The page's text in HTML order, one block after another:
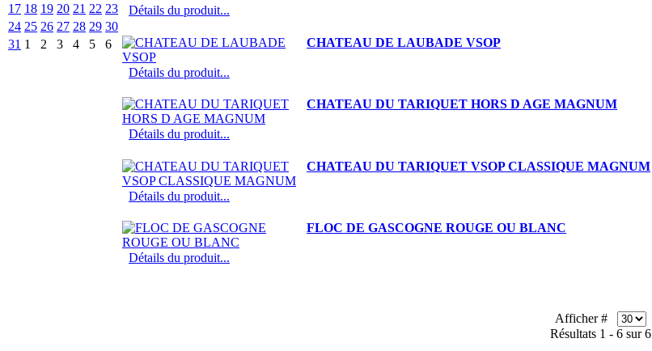
17 18 19 20 21 22 23
24 25 26 27 28 29 30
31 1 2 3 4 5 6
Détails du produit...
CHATEAU DE LAUBADE VSOP
Détails du produit...
CHATEAU DU TARIQUET HORS D AGE MAGNUM
Détails du produit...
CHATEAU DU TARIQUET VSOP CLASSIQUE MAGNUM
Détails du produit...
FLOC DE GASCOGNE ROUGE OU BLANC
Détails du produit...
Afficher #
Résultats 1 - 6 sur 6